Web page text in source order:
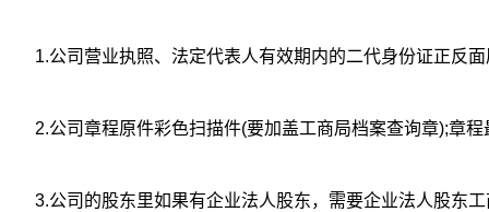
1.公司营业执照、法定代表人有效期内的二代身份证正反面
2.公司章程原件彩色扫描件(要加盖工商局档案查询章);章程
3.公司的股东里如果有企业法人股东，需要企业法人股东工